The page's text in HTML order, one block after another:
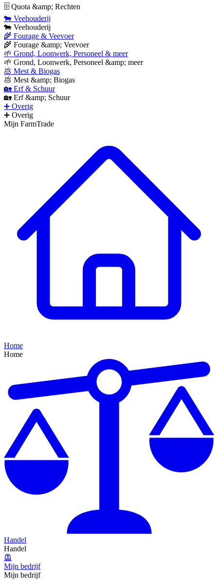
🗄 Quota &amp; Rechten
🐄 Veehouderij
🐄 Veehouderij
🌾 Fourage & Veevoer
🌾 Fourage &amp; Veevoer
🌱 Grond, Loonwerk, Personeel & meer
🌱 Grond, Loonwerk, Personeel &amp; meer
💩 Mest & Biogas
💩 Mest &amp; Biogas
🏡 Erf & Schuur
🏡 Erf &amp; Schuur
➕ Overig
➕ Overig
Mijn FarmTrade
Home
Home
Handel
Handel
Mijn bedrijf
Mijn bedrijf